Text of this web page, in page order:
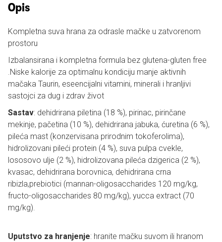
Opis
Kompletna suva hrana za odrasle mačke u zatvorenom
prostoru
Izbalansirana i kompletna formula bez glutena-gluten free
.Niske kalorije za optimalnu kondiciju manje aktivnih
mačaka Taurin, eseencijalni vitamini, minerali i hranljivi
sastojci za dug i zdrav život
Sastav: dehidrirana piletina (18 %), pirinac, pirinčane
mekinje, pačetina (10 %), dehidrirana jabuka, ćuretina (6 %),
pileća mast (konzervisana prirodnim tokoferolima),
hidrolizovani pileći protein (4 %), suva pulpa cvekle,
lososovo ulje (2 %), hidrolizovana pileća dzigerica (2 %),
kvasac, dehidrirana borovnica, dehidrirana crna
ribizla,prebiotici (mannan-oligosaccharides 120 mg/kg,
fructo-oligosaccharides 80 mg/kg), yucca extract (70
mg/kg).
Uputstvo za hranjenje: hranite mačku suvom ili hranom